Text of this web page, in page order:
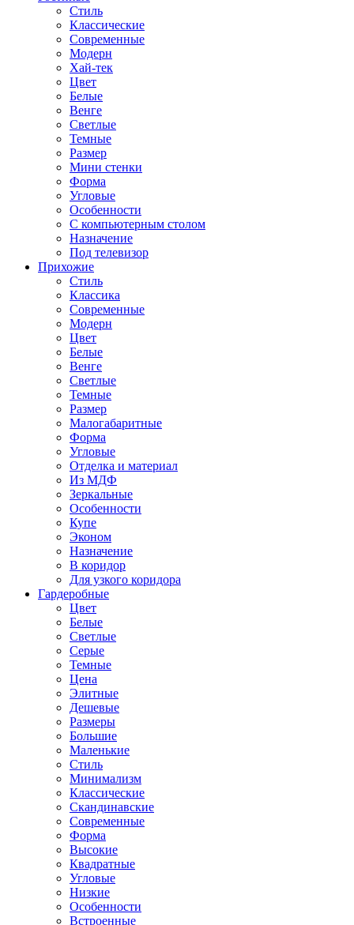
Стиль
Классические
Современные
Модерн
Хай-тек
Цвет
Белые
Венге
Светлые
Темные
Размер
Мини стенки
Форма
Угловые
Особенности
С компьютерным столом
Назначение
Под телевизор
Прихожие
Стиль
Классика
Современные
Модерн
Цвет
Белые
Венге
Светлые
Темные
Размер
Малогабаритные
Форма
Угловые
Отделка и материал
Из МДФ
Зеркальные
Особенности
Купе
Эконом
Назначение
В коридор
Для узкого коридора
Гардеробные
Цвет
Белые
Светлые
Серые
Темные
Цена
Элитные
Дешевые
Размеры
Большие
Маленькие
Стиль
Минимализм
Классические
Скандинавские
Современные
Форма
Высокие
Квадратные
Угловые
Низкие
Особенности
Встроенные